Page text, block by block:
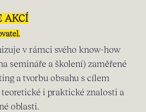
AKCÍ
v rámci svého know-how
semináře a školení) zaměřené
a tvorbu obsahu s cílem
i praktické znalosti a
oblasti.